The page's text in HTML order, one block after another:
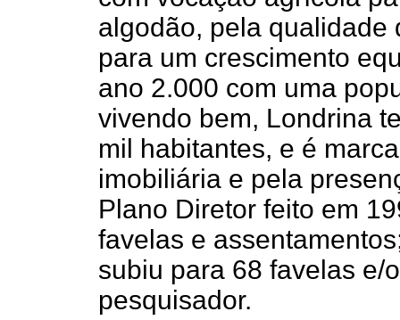
algodão, pela qualidade
para um crescimento
ano 2.000 com uma
vivendo bem, Londrina
mil habitantes, e é
imobiliária e pela
Plano Diretor feito em
favelas e
subiu para 68 favelas e/
pesquisador.